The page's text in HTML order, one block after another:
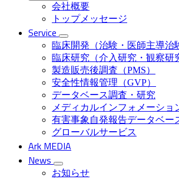
会社概要
トップメッセージ
Service
臨床開発（治験・医師主導治
臨床研究（介入研究・観察研
製造販売後調査（PMS）
安全性情報管理（GVP）
データベース調査・研究
メディカルインフォメーシ
有害事象自発報告データベー
グローバルサービス
Ark MEDIA
News
お知らせ